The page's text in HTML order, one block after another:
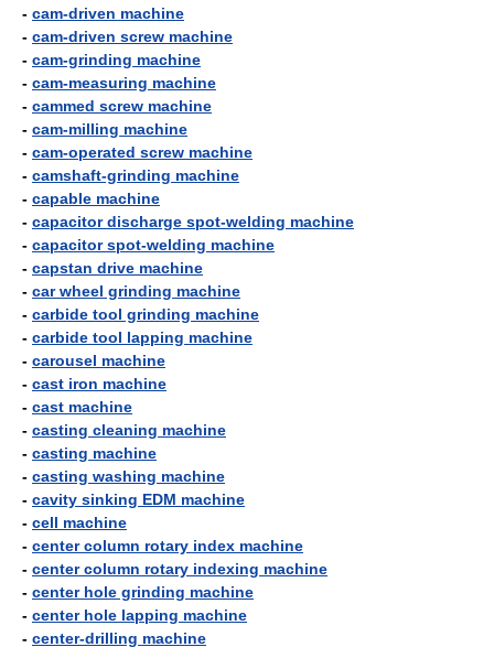
- cam-driven machine
- cam-driven screw machine
- cam-grinding machine
- cam-measuring machine
- cammed screw machine
- cam-milling machine
- cam-operated screw machine
- camshaft-grinding machine
- capable machine
- capacitor discharge spot-welding machine
- capacitor spot-welding machine
- capstan drive machine
- car wheel grinding machine
- carbide tool grinding machine
- carbide tool lapping machine
- carousel machine
- cast iron machine
- cast machine
- casting cleaning machine
- casting machine
- casting washing machine
- cavity sinking EDM machine
- cell machine
- center column rotary index machine
- center column rotary indexing machine
- center hole grinding machine
- center hole lapping machine
- center-drilling machine